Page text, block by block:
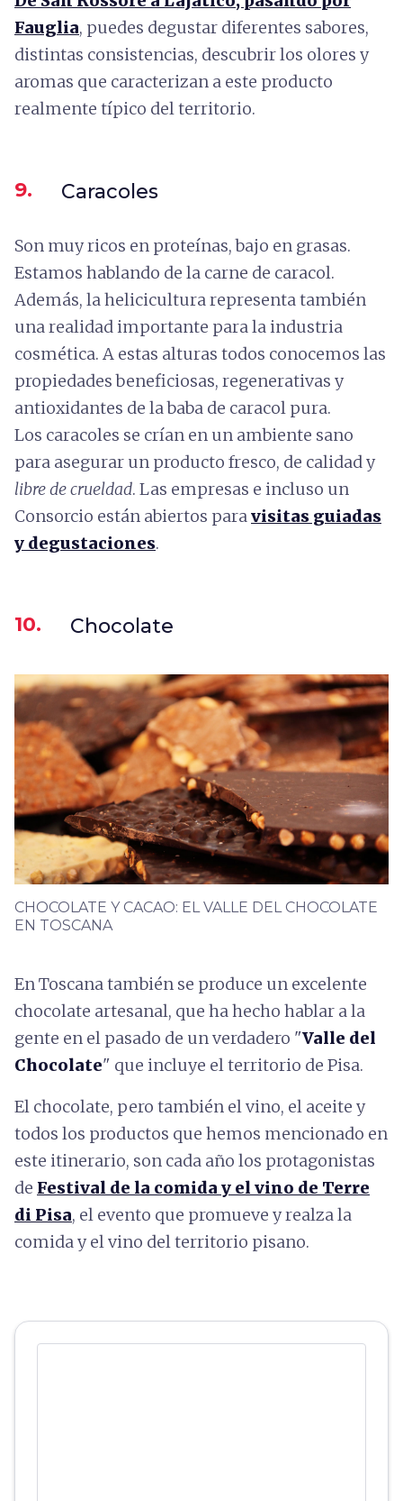
Fauglia, puedes degustar diferentes sabores,
distintas consistencias, descubrir los olores y
aromas que caracterizan a este producto
realmente típico del territorio.
9. Caracoles
Son muy ricos en proteínas, bajo en grasas.
Estamos hablando de la carne de caracol.
Además, la helicicultura representa también
una realidad importante para la industria
cosmética. A estas alturas todos conocemos las
propiedades beneficiosas, regenerativas y
antioxidantes de la baba de caracol pura.
Los caracoles se crían en un ambiente sano
para asegurar un producto fresco, de calidad y
libre de crueldad. Las empresas e incluso un
Consorcio están abiertos paravisitas guiadas
y degustaciones.
10. Chocolate
CHOCOLATE Y CACAO: EL VALLE DEL CHOCOLATE
EN TOSCANA
En Toscana también se produce un excelente
chocolate artesanal, que ha hecho hablar a la
gente en el pasado de un verdadero "Valle del
Chocolate" que incluye el territorio de Pisa.
El chocolate, pero también el vino, el aceite y
todos los productos que hemos mencionado en
este itinerario, son cada año los protagonistas
de Festival de la comida y el vino de Terre
di Pisa, el evento que promueve y realza la
comida y el vino del territorio pisano.